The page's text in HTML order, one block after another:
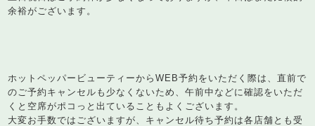
余裕がございます。
ホットペッパービューティーからWEB予約をいただく際は、直前で
のご予約キャンセルも少なくないため、午前中などに確認をいただ
くと空席がポコっと出ていることもよくございます。
大変お手数ではございますが、キャンセル待ち予約は各店舗とも受